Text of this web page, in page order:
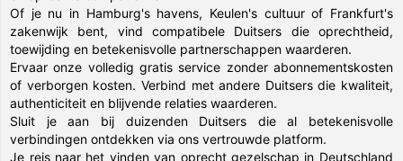
Of je nu in Hamburg's havens, Keulen's cultuur of Frankfurt's
zakenwijk bent, vind compatibele Duitsers die oprechtheid,
toewijding en betekenisvolle partnerschappen waarderen.
Ervaar onze volledig gratis service zonder abonnementskosten
of verborgen kosten. Verbind met andere Duitsers die kwaliteit,
authenticiteit en blijvende relaties waarderen.
Sluit je aan bij duizenden Duitsers die al betekenisvolle
verbindingen ontdekken via ons vertrouwde platform.
Je reis naar het vinden van oprecht gezelschap in Deutschland